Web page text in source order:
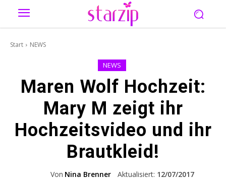
Start NEWS
NEWS
Maren Wolf Hochzeit:
Mary M zeigt ihr
Hochzeitsvideo und ihr
Brautkleid!
Von Nina Brenner Aktualisiert: 12/07/2017